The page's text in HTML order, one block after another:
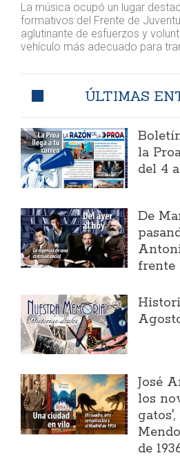
La música ocupó un lugar
formativos del Frente de
aglutinante de esfuerzos y
vehículo más adecuado para
ÚLTIMAS
la
del 4
​De
frente
José
los
de